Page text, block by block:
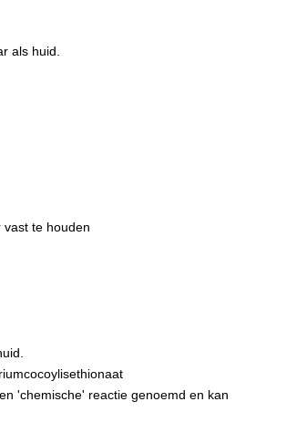
als huid.
te houden
'chemische' reactie genoemd en kan